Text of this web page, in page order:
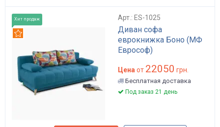
Хит продаж Арт.: ES-1025
Диван софа
еврокнижка Боно (МФ
Еврософ)
Цена от 22050 грн.
Бесплатная доставка
Под заказ 21 день